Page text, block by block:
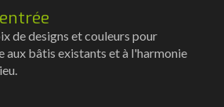
de designs et couleurs pour
aux bâtis existants et à l'harmonie